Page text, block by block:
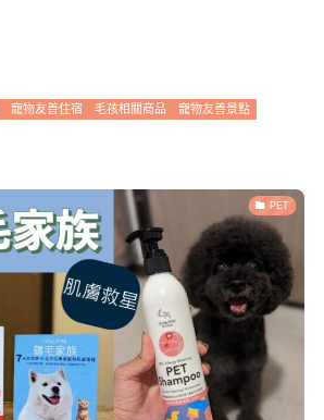
寵物友善住宿 毛孩相關商品 寵物友善景點
PET